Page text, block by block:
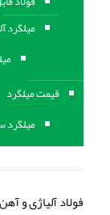
ميلگرد
قیمت میلگرد
میلگرد
فولاد آلیاژی و آهن